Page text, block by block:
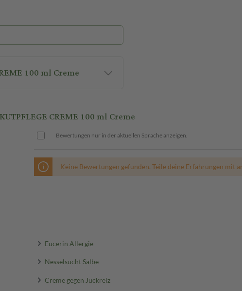
100 ml Creme
CREME 100 ml Creme
Bewertungen nur in der aktuellen Sprache anzeigen.
Keine Bewertungen gefunden. Teile deine Erfahrungen mit
Eucerin Allergie
Nesselsucht Salbe
Creme gegen Juckreiz